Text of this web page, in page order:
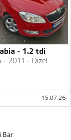
- 1.2 tdi
2011 Dizel
15.07.26
Bar